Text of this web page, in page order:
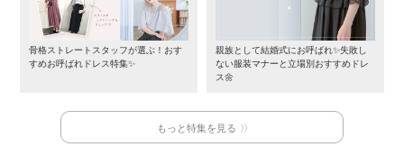
骨格ストレートスタッフが選ぶ！おす
すめお呼ばれドレス特集✨
親族として結婚式にお呼ばれ✨失敗し
ない服装マナーと立場別おすすめドレ
ス🌼
もっと特集を見る